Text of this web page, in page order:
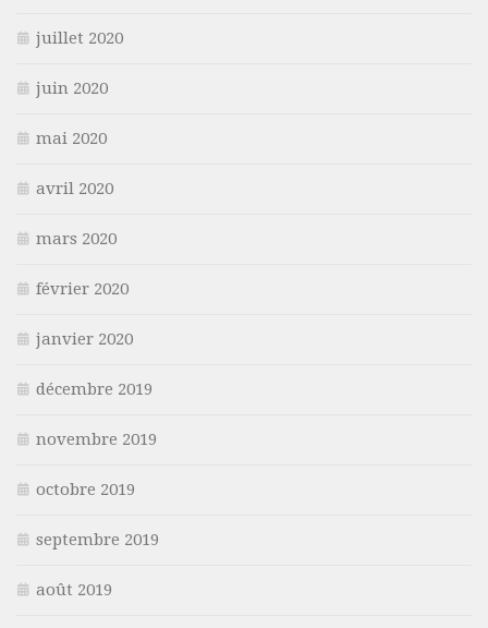
juillet 2020
juin 2020
mai 2020
avril 2020
mars 2020
février 2020
janvier 2020
décembre 2019
novembre 2019
octobre 2019
septembre 2019
août 2019